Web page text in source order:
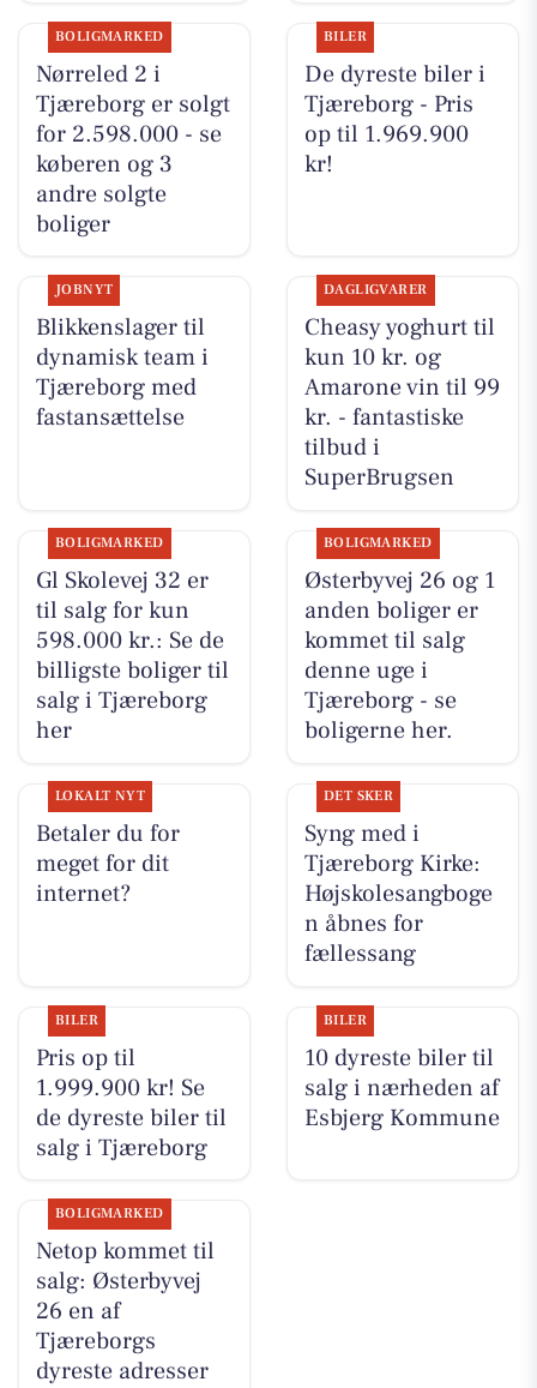
BOLIGMARKED
Nørreled 2 i
Tjæreborg er solgt
for 2.598.000 - se
køberen og 3
andre solgte
boliger
BILER
De dyreste biler i
Tjæreborg - Pris
op til 1.969.900
kr!
JOBNYT
Blikkenslager til
dynamisk team i
Tjæreborg med
fastansættelse
DAGLIGVARER
Cheasy yoghurt til
kun 10 kr. og
Amarone vin til 99
kr. - fantastiske
tilbud i
SuperBrugsen
BOLIGMARKED
Gl Skolevej 32 er
til salg for kun
598.000 kr.: Se de
billigste boliger til
salg i Tjæreborg
her
BOLIGMARKED
Østerbyvej 26 og 1
anden boliger er
kommet til salg
denne uge i
Tjæreborg - se
boligerne her.
LOKALT NYT
Betaler du for
meget for dit
internet?
DET SKER
Syng med i
Tjæreborg Kirke:
Højskolesangboge
n åbnes for
fællessang
BILER
Pris op til
1.999.900 kr! Se
de dyreste biler til
salg i Tjæreborg
BILER
10 dyreste biler til
salg i nærheden af
Esbjerg Kommune
BOLIGMARKED
Netop kommet til
salg: Østerbyvej
26 en af
Tjæreborgs
dyreste adresser